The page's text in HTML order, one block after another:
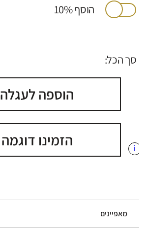
הוסף 10%
סך הכל:
הוספה לעגלה
הזמינו דוגמה i
מאפיינים